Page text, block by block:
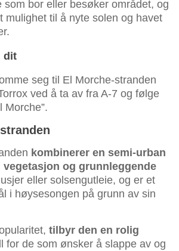
som bor eller besøker området, og
mulighet til å nyte solen og havet
dit
seg til El Morche-stranden
ved å ta av fra A-7 og følge
Morche”.
kombinerer en semi-urban
og grunnleggende
eller solsengutleie, og er et
i høysesongen på grunn av sin
tilbyr den en rolig
for de som ønsker å slappe av og